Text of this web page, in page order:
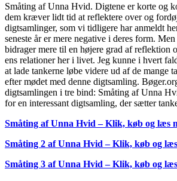
Småting af Unna Hvid. Digtene er korte og
dem kræver lidt tid at reflektere over og
digtsamlinger, som vi tidligere har anmeldt
seneste år er mere negative i deres form.
bidrager mere til en højere grad af reflektion
ens relationer her i livet. Jeg kunne i hvert
at lade tankerne løbe videre ud af de mange
efter mødet med denne digtsamling.
digtsamlingen i tre bind: Småting af Unna
for en interessant digtsamling, der sætter
Småting af Unna Hvid – Klik, køb og læs
Småting 2 af Unna Hvid – Klik, køb og
Småting 3 af Unna Hvid – Klik, køb og